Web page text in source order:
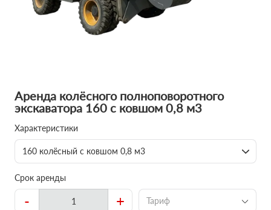
Аренда колёсного полноповоротного
экскаватора 160 с ковшом 0,8 м3
Характеристики
160 колёсный с ковшом 0,8 м3
Срок аренды
- + Тариф